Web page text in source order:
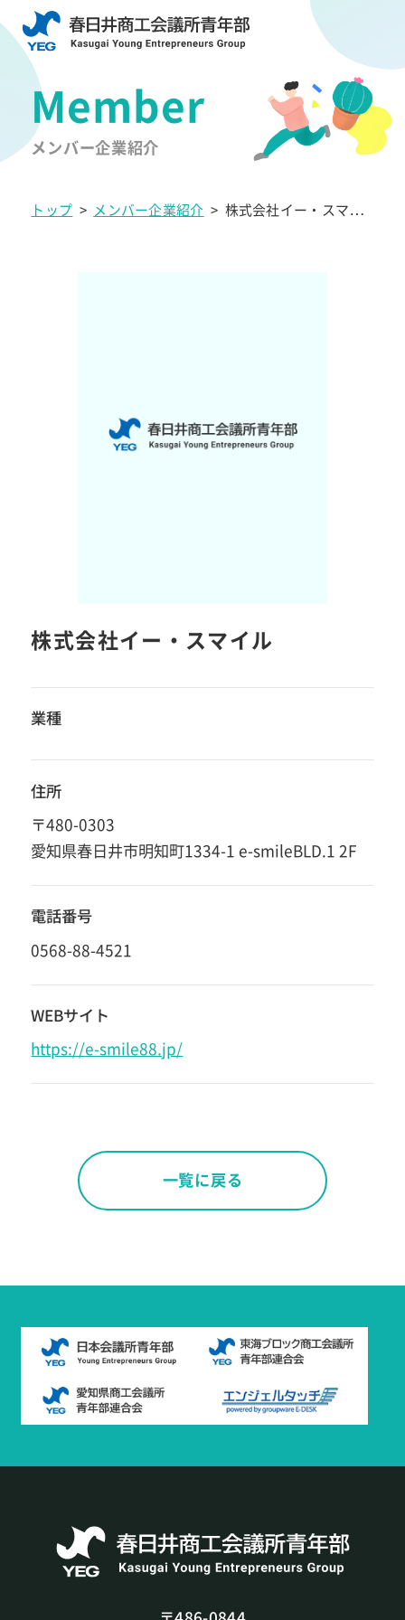
メンバー企業紹介
トップ > メンバー企業紹介 > 株式会社イー・スマイ
株式会社イー・スマイル
業種
住所
〒480-0303
愛知県春日井市明知町1334-1 e-smileBLD.1 2F
電話番号
0568-88-4521
WEBサイト
https://e-smile88.jp/
一覧に戻る